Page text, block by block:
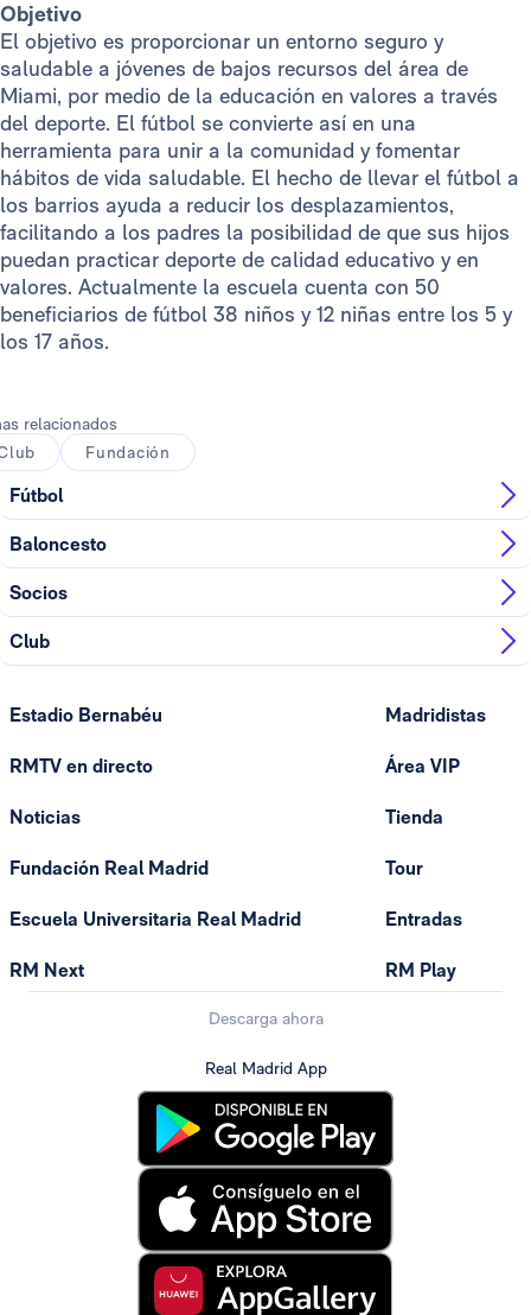
Objetivo
El objetivo es proporcionar un entorno seguro y
saludable a jóvenes de bajos recursos del área de
Miami, por medio de la educación en valores a través
del deporte. El fútbol se convierte así en una
herramienta para unir a la comunidad y fomentar
hábitos de vida saludable. El hecho de llevar el fútbol a
los barrios ayuda a reducir los desplazamientos,
facilitando a los padres la posibilidad de que sus hijos
puedan practicar deporte de calidad educativo y en
valores. Actualmente la escuela cuenta con 50
beneficiarios de fútbol 38 niños y 12 niñas entre los 5 y
los 17 años.
relacionados
Fundación
Fútbol
Baloncesto
Socios
Club
Estadio Bernabéu
RMTV en directo
Noticias
Fundación Real Madrid
Escuela Universitaria Real Madrid
RM Next
Madridistas
Área VIP
Tienda
Tour
Entradas
RM Play
Descarga ahora
Real Madrid App